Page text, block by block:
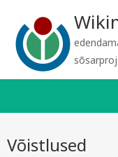
Võistlused